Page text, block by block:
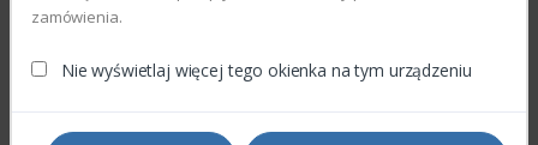
zamówienia.
Nie wyświetlaj więcej tego okienka na tym urządzeniu